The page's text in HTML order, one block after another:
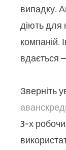
випадку.
діють для
компаній.
вдається
Зверніть
3-х